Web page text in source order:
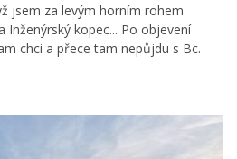
jsem za levým horním rohem
kopec... Po objevení
chci a přece tam nepůjdu s Bc.